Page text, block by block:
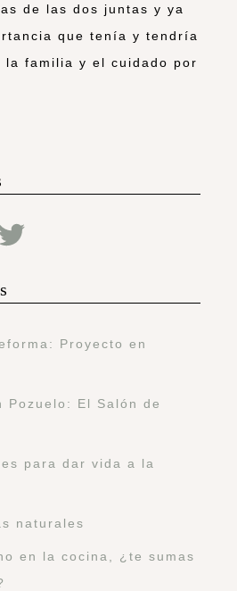
de las dos juntas y ya
que tenía y tendría
la familia y el cuidado por
Proyecto en
Pozuelo: El Salón de
para dar vida a la
naturales
en la cocina, ¿te sumas